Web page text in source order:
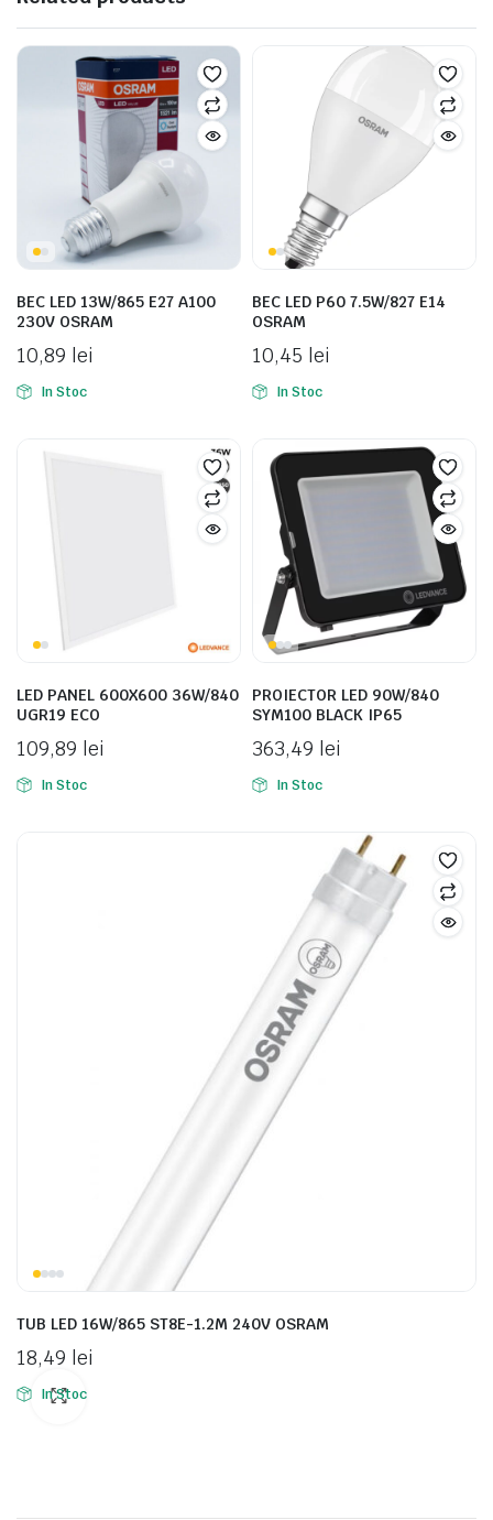
BEC LED 13W/865 E27 A100
230V OSRAM
10,89 lei
In Stoc
BEC LED P60 7.5W/827 E14
OSRAM
10,45 lei
In Stoc
LED PANEL 600X600 36W/840
UGR19 ECO
109,89 lei
In Stoc
PROIECTOR LED 90W/840
SYM100 BLACK IP65
363,49 lei
In Stoc
TUB LED 16W/865 ST8E-1.2M 240V OSRAM
18,49 lei
In Stoc